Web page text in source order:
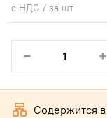
с НДС / за шт
− +
Содержится в